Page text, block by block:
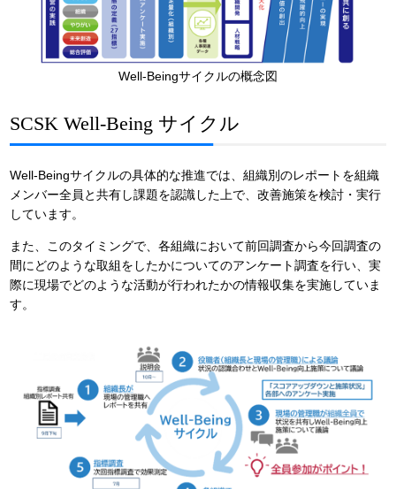
Well-Beingサイクルの概念図
SCSK Well-Being サイクル
Well-Beingサイクルの具体的な推進では、組織別のレポートを組織
メンバー全員と共有し課題を認識した上で、改善施策を検討・実行
しています。
また、このタイミングで、各組織において前回調査から今回調査の
間にどのような取組をしたかについてのアンケート調査を行い、実
際に現場でどのような活動が行われたかの情報収集を実施していま
す。